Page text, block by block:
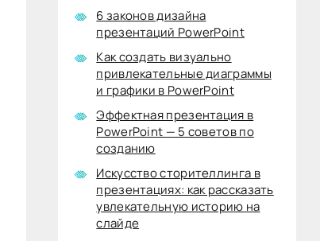
6 законов дизайна
презентаций PowerPoint
Как создать визуально
привлекательные диаграммы
и графики в PowerPoint
Эффектная презентация в
PowerPoint — 5 советов по
созданию
Искусство сторителлинга в
презентациях: как рассказать
увлекательную историю на
слайде